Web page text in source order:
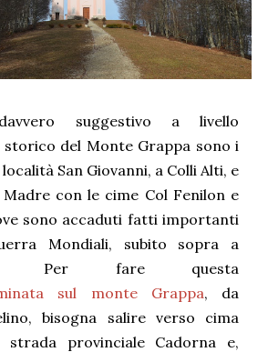
suggestivo a livello
storico del Monte Grappa sono i
San Giovanni, a Colli Alti, e
con le cime Col Fenilon e
sono accaduti fatti importanti
Mondiali, subito sopra a
Per fare questa
sul monte Grappa, da
bisogna salire verso cima
provinciale Cadorna e,